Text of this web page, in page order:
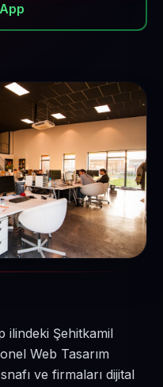
ilindeki Şehitkamil
Web Tasarım
ve firmaları dijital